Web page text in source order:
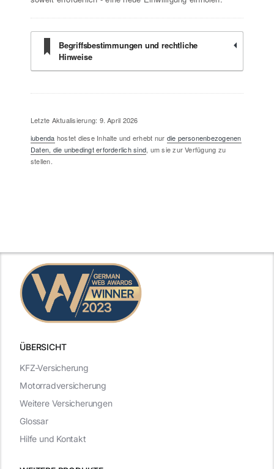
Begriffsbestimmungen und rechtliche
Hinweise
Letzte Aktualisierung: 9. April 2026
iubenda hostet diese Inhalte und erhebt nur die personenbezogenen
Daten, die unbedingt erforderlich sind , um sie zur Verfügung zu
stellen.
ÜBERSICHT
KFZ-Versicherung
Motorradversicherung
Weitere Versicherungen
Glossar
Hilfe und Kontakt